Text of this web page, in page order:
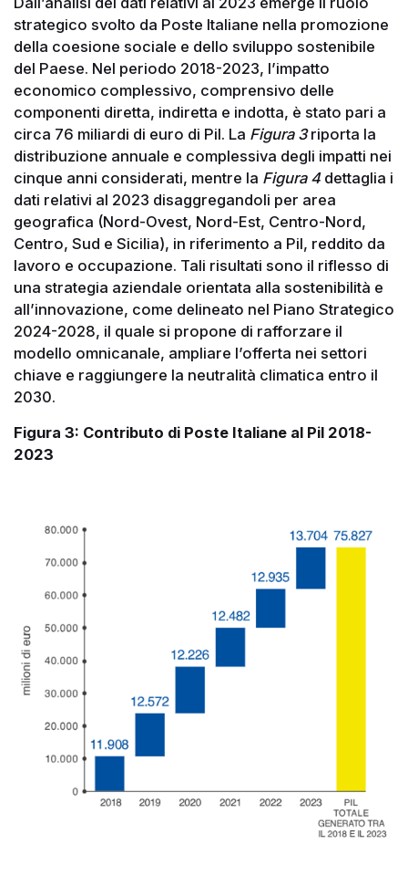
strategico svolto da Poste Italiane nella promozione
della coesione sociale e dello sviluppo sostenibile
del Paese. Nel periodo 2018-2023, l’impatto
economico complessivo, comprensivo delle
componenti diretta, indiretta e indotta, è stato pari a
circa 76 miliardi di euro di Pil. La Figura 3riporta la
distribuzione annuale e complessiva degli impatti nei
cinque anni considerati, mentre la Figura 4dettaglia i
dati relativi al 2023 disaggregandoli per area
geografica (Nord-Ovest, Nord-Est, Centro-Nord,
Centro, Sud e Sicilia), in riferimento a Pil, reddito da
lavoro e occupazione. Tali risultati sono il riflesso di
una strategia aziendale orientata alla sostenibilità e
all’innovazione, come delineato nel Piano Strategico
2024-2028, il quale si propone di rafforzare il
modello omnicanale, ampliare l’offerta nei settori
chiave e raggiungere la neutralità climatica entro il
2030.
Figura 3: Contributo di Poste Italiane al Pil 2018-
2023